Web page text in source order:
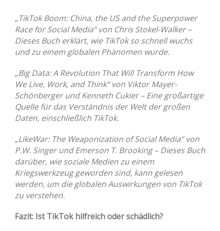
„TikTok Boom: China, the US and the Superpower
Race for Social Media“ von Chris Stokel-Walker –
Dieses Buch erklärt, wie TikTok so schnell wuchs
und zu einem globalen Phänomen wurde.
„Big Data: A Revolution That Will Transform How
We Live, Work, and Think“ von Viktor Mayer-
Schönberger und Kenneth Cukier – Eine großartige
Quelle für das Verständnis der Welt der großen
Daten, einschließlich TikTok.
„LikeWar: The Weaponization of Social Media“ von
P.W. Singer und Emerson T. Brooking – Dieses Buch
darüber, wie soziale Medien zu einem
Kriegswerkzeug geworden sind, kann gelesen
werden, um die globalen Auswirkungen von TikTok
zu verstehen.
Fazit: Ist TikTok hilfreich oder schädlich?